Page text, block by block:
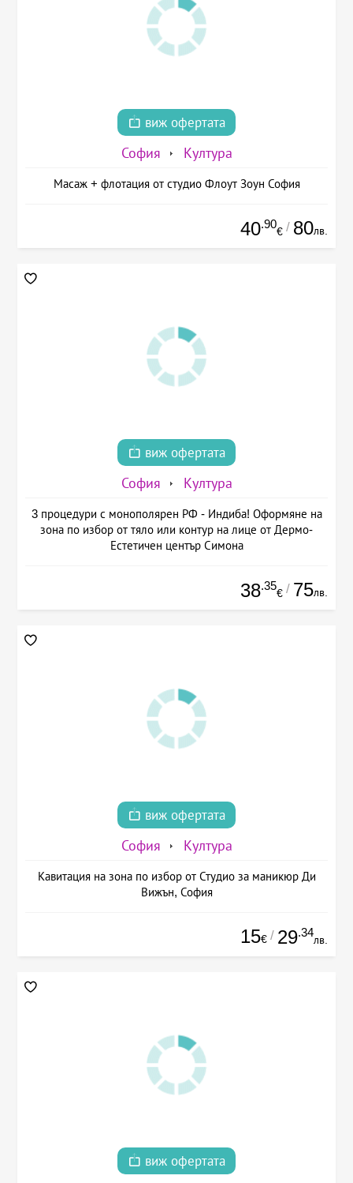
виж офертата
София Култура
Масаж + флотация от студио Флоут Зоун София
40.90
€ / 80лв.
виж офертата
София Култура
3 процедури с монополярен РФ - Индиба! Оформяне на
зона по избор от тяло или контур на лице от Дермо-
Естетичен център Симона
38.35
€ / 75лв.
виж офертата
София Култура
Кавитация на зона по избор от Студио за маникюр Ди
Вижън, София
15€ / 29.34
лв.
виж офертата